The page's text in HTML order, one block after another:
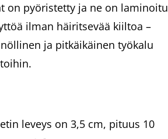
on pyöristetty ja ne on laminoitu
ilman häiritsevää kiiltoa –
ja pitkäikäinen työkalu
leveys on 3,5 cm, pituus 10